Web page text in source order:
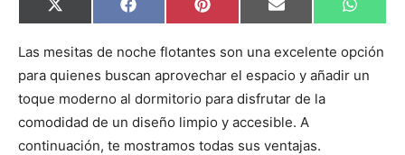
C
o
p
r
i
r
e
n
X
(
w
t
t
e
r
)
C
o
p
r
i
r
e
n
F
a
e
o
o
k
C
o
p
r
i
r
e
n
P
i
t
r
e
s
t
C
o
p
r
i
r
e
n
E
m
i
C
o
p
r
W
h
t
A
Las mesitas de noche flotantes son una excelente opción
para quienes buscan aprovechar el espacio y añadir un
toque moderno al dormitorio para disfrutar de la
comodidad de un diseño limpio y accesible. A
continuación, te mostramos todas sus ventajas.